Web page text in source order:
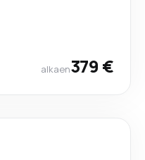
alkaen379 €